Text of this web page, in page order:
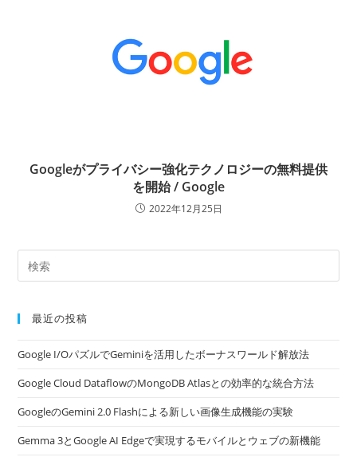
Googleがプライバシー強化テクノロジーの無料提供
を開始 / Google
2022年12月25日
最近の投稿
Google I/OパズルでGeminiを活用したボーナスワールド解放法
Google Cloud DataflowのMongoDB Atlasとの効率的な統合方法
GoogleのGemini 2.0 Flashによる新しい画像生成機能の実験
Gemma 3とGoogle AI Edgeで実現するモバイルとウェブの新機能